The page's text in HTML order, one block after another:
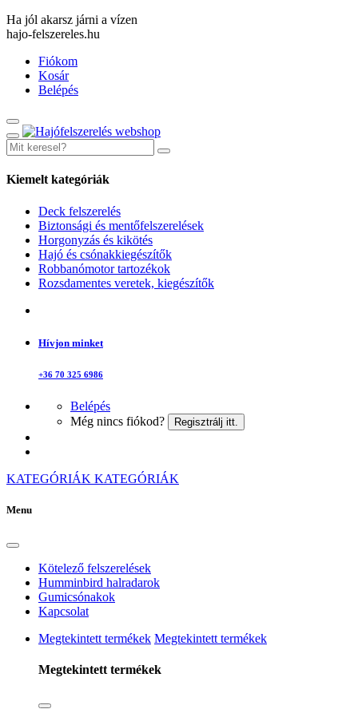
Ha jól akarsz járni a vízen
hajo-felszereles.hu
Fiókom
Kosár
Belépés
Kiemelt kategóriák
Deck felszerelés
Biztonsági és mentőfelszerelések
Horgonyzás és kikötés
Hajó és csónakkiegészítők
Robbanómotor tartozékok
Rozsdamentes veretek, kiegészítők
Hívjon minket
+36 70 325 6986
Belépés
Még nincs fiókod?
Regisztrálj itt.
KATEGÓRIÁK KATEGÓRIÁK
Menu
Kötelező felszerelések
Humminbird halradarok
Gumicsónakok
Kapcsolat
Megtekintett termékek Megtekintett termékek
Megtekintett termékek